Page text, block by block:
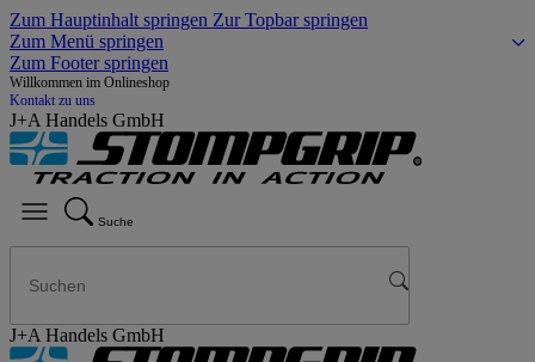
Zum Hauptinhalt springen Zur Topbar springen
Zum Menü springen
Zum Footer springen
Willkommen im Onlineshop
Kontakt zu uns
J+A Handels GmbH
Suche
J+A Handels GmbH